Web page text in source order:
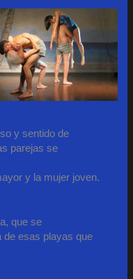
y sentido de
parejas se
y la mujer joven.
que se
de esas playas que